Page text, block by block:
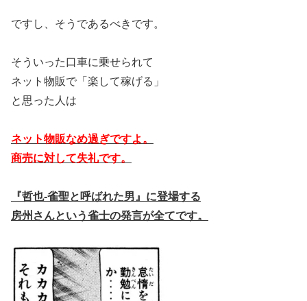
ですし、そうであるべきです。
そういった口車に乗せられて
ネット物販で「楽して稼げる」
と思った人は
ネット物販なめ過ぎですよ。
商売に対して失礼です。
『哲也-雀聖と呼ばれた男』に登場する
房州さんという雀士の発言が全てです。